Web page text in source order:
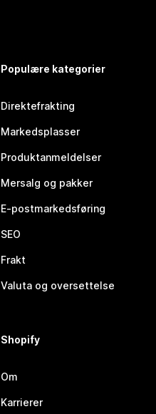
Populære kategorier
Direktefrakting
Markedsplasser
Produktanmeldelser
Mersalg og pakker
E-postmarkedsføring
SEO
Frakt
Valuta og oversettelse
Shopify
Om
Karrierer